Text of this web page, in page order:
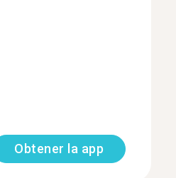
Obtener la app